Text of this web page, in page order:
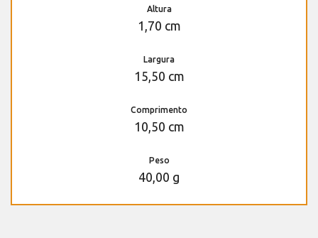
Altura
1,70 cm
Largura
15,50 cm
Comprimento
10,50 cm
Peso
40,00 g